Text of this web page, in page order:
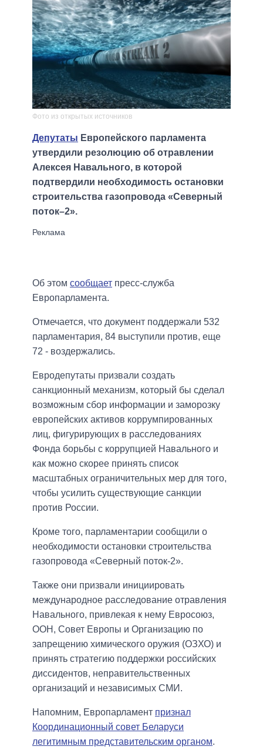
Фото из открытых источников
Депутаты Европейского парламента
утвердили резолюцию об отравлении
Алексея Навального, в которой
подтвердили необходимость остановки
строительства газопровода «Северный
поток–2».
Об этом сообщает пресс-служба
Европарламента.
Отмечается, что документ поддержали 532
парламентария, 84 выступили против, еще
72 - воздержались.
Евродепутаты призвали создать
санкционный механизм, который бы сделал
возможным сбор информации и заморозку
европейских активов коррумпированных
лиц, фигурирующих в расследованиях
Фонда борьбы с коррупцией Навального и
как можно скорее принять список
масштабных ограничительных мер для того,
чтобы усилить существующие санкции
против России.
Кроме того, парламентарии сообщили о
необходимости остановки строительства
газопровода «Северный поток-2».
Также они призвали инициировать
международное расследование отравления
Навального, привлекая к нему Евросоюз,
ООН, Совет Европы и Организацию по
запрещению химического оружия (ОЗХО) и
принять стратегию поддержки российских
диссидентов, неправительственных
организаций и независимых СМИ.
Напомним, Европарламент признал
Координационный совет Беларуси
легитимным представительским органом.